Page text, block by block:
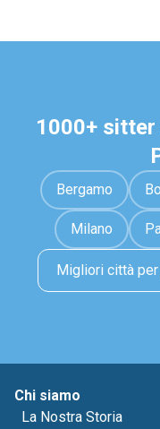
1000+
Bergamo
Milano
Migliori città
Chi siamo
La Nostra Storia